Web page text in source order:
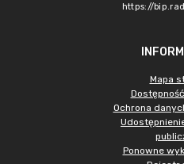
https://
Mapa
Ochrona
Ponowne